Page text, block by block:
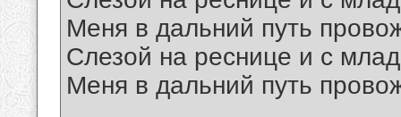
Меня в дальний путь
Слезой на реснице и с
Меня в дальний путь